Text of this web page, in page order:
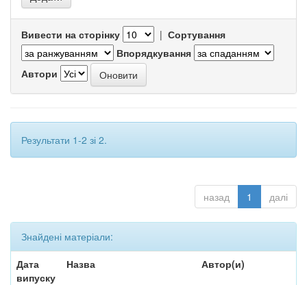
Вивести на сторінку | Сортування
Впорядкування
Автори
Результати 1-2 зі 2.
назад 1 далі
Знайдені матеріали:
Дата
випуску
Назва Автор(и)